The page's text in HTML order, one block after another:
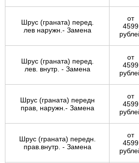
Шрус (граната) перед.
лев наружн.- Замена
от
4599
Шрус (граната) перед.
лев. внутр. - Замена
от
4599
Шрус (граната) передн
прав, наружн.- Замена
от
4599
Шрус (граната) передн.
прав.внутр. - Замена
от
4599